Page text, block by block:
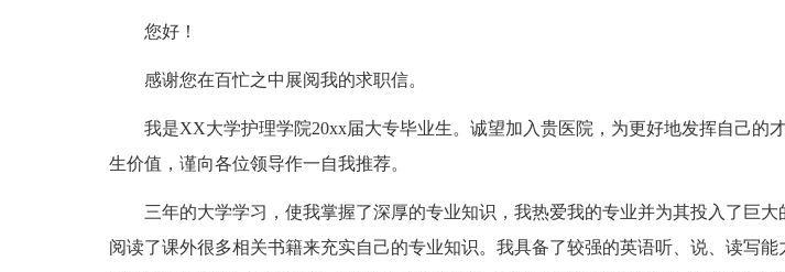
您好！
感谢您在百忙之中展阅我的求职信。
我是XX大学护理学院20xx届大专毕业生。诚望加入贵医院，为更好地发挥自己的才
生价值，谨向各位领导作一自我推荐。
三年的大学学习，使我掌握了深厚的专业知识，我热爱我的专业并为其投入了巨大
阅读了课外很多相关书籍来充实自己的专业知识。我具备了较强的英语听、说、读写能